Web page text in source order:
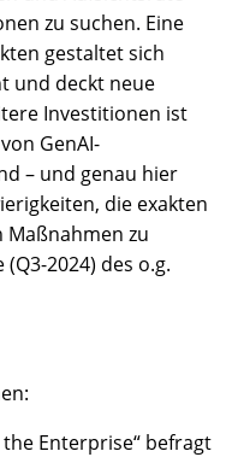
zu suchen. Eine
gestaltet sich
und deckt neue
Investitionen ist
GenAI-
– und genau hier
die exakten
zu
2024) des o.g.
the Enterprise“ befragt